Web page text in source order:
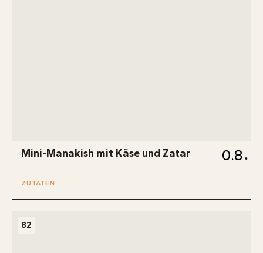
Mini-Manakish mit Käse und Zatar 0.8
ZUTATEN
82